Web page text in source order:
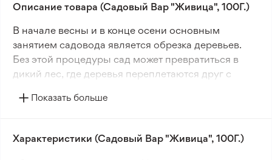
Описание товара (Садовый Вар "Живица", 100Г.)
В начале весны и в конце осени основным
занятием садовода является обрезка деревьев.
Без этой процедуры сад может превратиться в
дикий лес, где деревья переплетаются друг с
плодоношении.
является садовый вар. Садовый вар Живица - это
специальная замазка для быстрого заживления
Показать больше
Характеристики (Садовый Вар "Живица", 100Г.)